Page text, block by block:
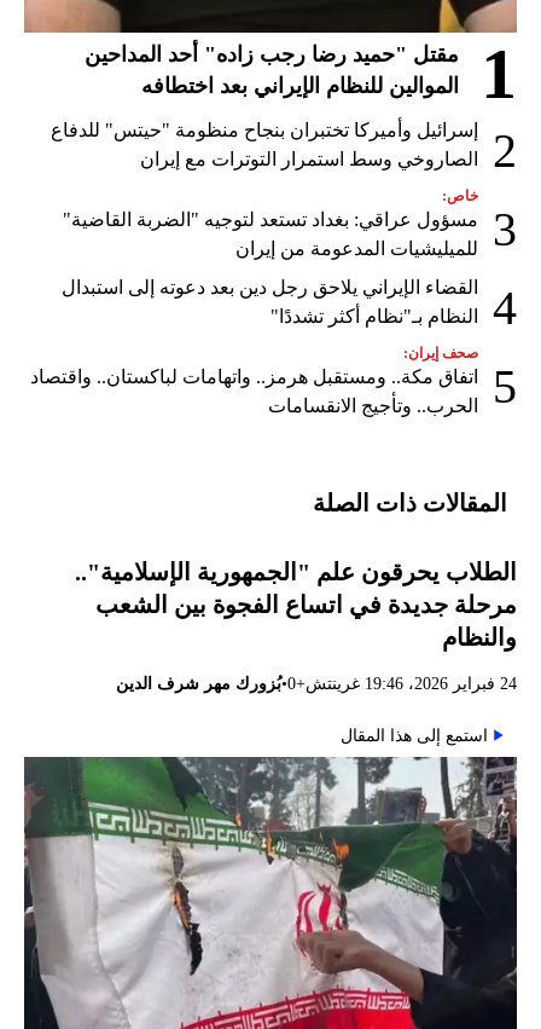
1
مقتل "حميد رضا رجب زاده" أحد المداحين
الموالين للنظام الإيراني بعد اختطافه
2
إسرائيل وأميركا تختبران بنجاح منظومة "حيتس" للدفاع
الصاروخي وسط استمرار التوترات مع إيران
3
خاص:
مسؤول عراقي: بغداد تستعد لتوجيه "الضربة القاضية"
للميليشيات المدعومة من إيران
4
القضاء الإيراني يلاحق رجل دين بعد دعوته إلى استبدال
النظام بـ"نظام أكثر تشددًا"
5
صحف إيران:
اتفاق مكة.. ومستقبل هرمز.. واتهامات لباكستان.. واقتصاد
الحرب.. وتأجيج الانقسامات
المقالات ذات الصلة
الطلاب يحرقون علم "الجمهورية الإسلامية"..
مرحلة جديدة في اتساع الفجوة بين الشعب
والنظام
24 فبراير 2026، 19:46 غرينتش+0 •بُزورك مهر شرف الدين
استمع إلى هذا المقال